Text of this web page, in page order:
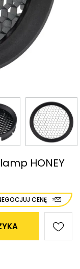
HONEY
CENĘ